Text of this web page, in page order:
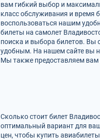
вам гибкий выбор и
класс обслуживания и время
воспользоваться нашим
билеты на самолет
поиска и выбора билетов. Вы
удобным. На нашем сайте вы
Мы также предоставляем вам
Сколько стоит билет
оптимальный вариант для
цен, чтобы купить